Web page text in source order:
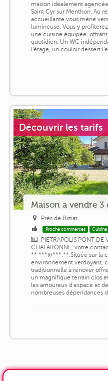
maison idéalement
Saint Cyr sur Menthon. Au
accueillante vous mène
lumineuse. Vous y
une cuisine équipée,
quotidien. Un WC
l'étage, un couloir dessert
Découvrir les tarifs
Maison a vendre 3
Près de Biziat
Proche commerces
PIETRAPOLIS PONT DE
CHALARONNE, votre
** ***@***.**.Située sur la
environnement verdoyant,
traditionnelle à rénover
un magnifique terrain clos
les amoureux d'espace et
nombreuses dépendances